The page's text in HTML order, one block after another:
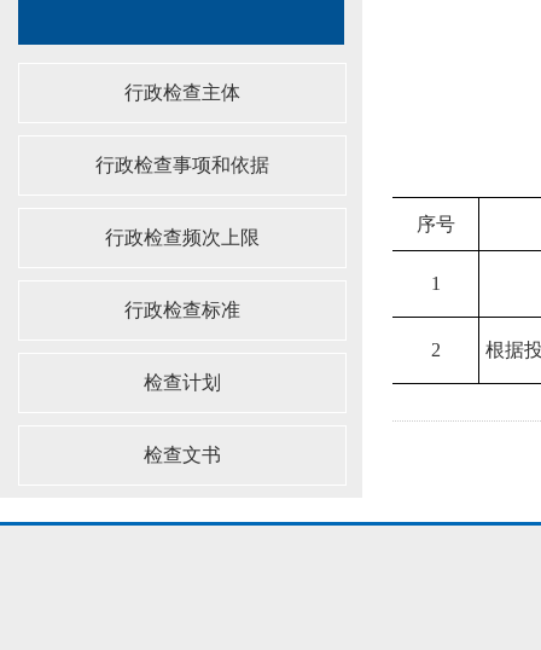
行政检查主体
行政检查事项和依据
行政检查频次上限
行政检查标准
检查计划
检查文书
序号
1
2 根据